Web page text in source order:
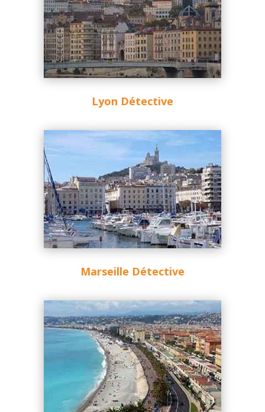
Lyon Détective
Marseille Détective